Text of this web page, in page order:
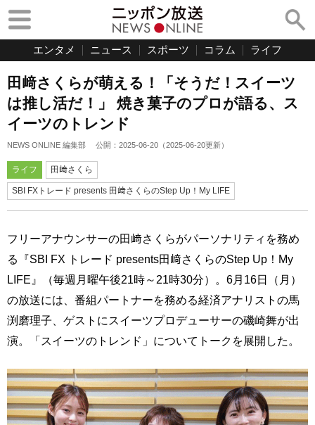
エンタメ ニュース スポーツ コラム ライフ
田﨑さくらが萌える！「そうだ！スイーツ
は推し活だ！」 焼き菓子のプロが語る、ス
イーツのトレンド
NEWS ONLINE 編集部 公開： 2025-06-20 （2025-06-20更新）
ライフ 田﨑さくら
SBI FXトレード presents 田﨑さくらのStep Up！My LIFE
フリーアナウンサーの田﨑さくらがパーソナリティを務め
る『SBI FX トレード presents田﨑さくらのStep Up！My
LIFE』（毎週月曜午後21時～21時30分）。6月16日（月）
の放送には、番組パートナーを務める経済アナリストの馬
渕磨理子、ゲストにスイーツプロデューサーの磯崎舞が出
演。「スイーツのトレンド」についてトークを展開した。